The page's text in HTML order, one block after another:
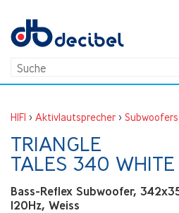
HIFI > Aktivlautsprecher > Subwoofers
TRIANGLE
TALES 340 WHITE
Bass-Reflex Subwoofer,
120Hz, Weiss